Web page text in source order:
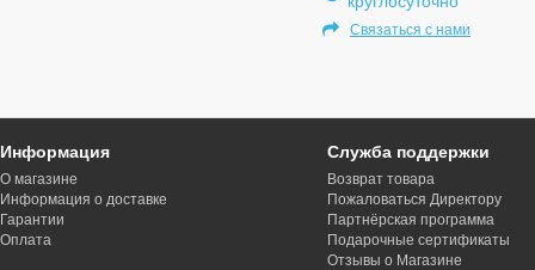
Связаться с нами
Информация
О магазине
Информация о доставке
Гарантии
Оплата
Служба поддержки
Возврат товара
Пожаловаться Директору
Партнёрская программа
Подарочные сертификаты
Отзывы о Магазине